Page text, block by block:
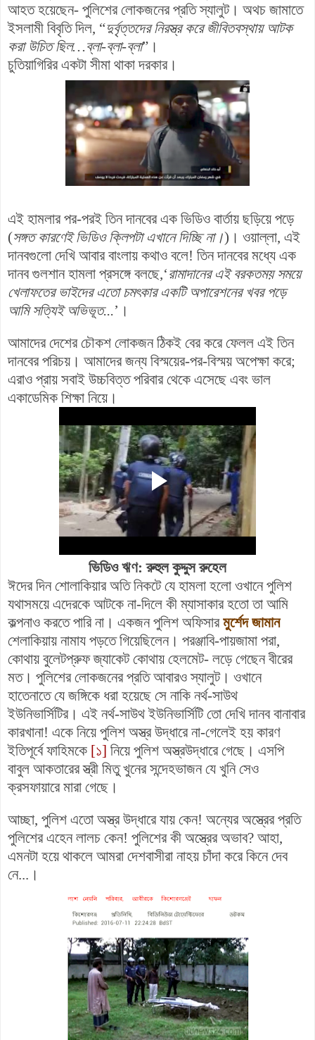
আহত হয়েছেন- পুলিশের লোকজনের প্রতি স্যালুট। অথচ জামাতে
ইসলামী বিবৃতি দিল, “দুর্বৃত্তদের নিরস্ত্র করে জীবিতবস্থায় আটক
করা উচিত ছিল…ব্লা-ব্লা-ব্লা”।
চুতিয়াগিরির একটা সীমা থাকা দরকার।
এই হামলার পর-পরই তিন দানবের এক ভিডিও বার্তায় ছড়িয়ে পড়ে
(সঙ্গত কারণেই ভিডিও ক্লিপটা এখানে দিচ্ছি না।)। ওয়াল্লা, এই
দানবগুলো দেখি আবার বাংলায় কথাও বলে! তিন দানবের মধ্যে এক
দানব গুলশান হামলা প্রসঙ্গে বলছে,‘রামাদানের এই বরকতময় সময়ে
খেলাফতের ভাইদের এতো চমৎকার একটি অপারেশনের খবর পড়ে
আমি সত্যিই অভিভূত...’।
আমাদের দেশের চৌকশ লোকজন ঠিকই বের করে ফেলল এই তিন
দানবের পরিচয়। আমাদের জন্য বিস্ময়ের-পর-বিস্ময় অপেক্ষা করে;
এরাও প্রায় সবাই উচ্চবিত্ত পরিবার থেকে এসেছে এবং ভাল
একাডেমিক শিক্ষা নিয়ে।
ভিডিও ঋণ: রুহুল কুদ্দুস রুহেল
ঈদের দিন শোলাকিয়ার অতি নিকটে যে হামলা হলো ওখানে পুলিশ
যথাসময়ে এদেরকে আটকে না-দিলে কী ম্যাসাকার হতো তা আমি
কল্পনাও করতে পারি না। একজন পুলিশ অফিসারমুর্শেদ জামান
শেলাকিয়ায় নামায পড়তে গিয়েছিলেন। পরঞ্জাবি-পায়জামা পরা,
কোথায় বুলেটপ্রুফ জ্যাকেট কোথায় হেলমেট- লড়ে গেছেন বীরের
মত। পুলিশের লোকজনের প্রতি আবারও স্যালুট। ওখানে
হাতেনাতে যে জঙ্গিকে ধরা হয়েছে সে নাকি নর্থ-সাউথ
ইউনিভার্সিটির। এই নর্থ-সাউথ ইউনিভার্সিটি তো দেখি দানব বানাবার
কারখানা! একে নিয়ে পুলিশ অস্ত্র উদ্ধারে না-গেলেই হয় কারণ
ইতিপূর্বে ফাহিমকে [১] নিয়ে পুলিশ অস্ত্রউদ্ধারে গেছে। এসপি
বাবুল আকতারের স্ত্রী মিতু খুনের সন্দেহভাজন যে খুনি সেও
ক্রসফায়ারে মারা গেছে।
আচ্ছা, পুলিশ এতো অস্ত্র উদ্ধারে যায় কেন! অন্যের অস্ত্রের প্রতি
পুলিশের এহেন লালচ কেন! পুলিশের কী অস্ত্রের অভাব? আহা,
এমনটা হয়ে থাকলে আমরা দেশবাসীরা নাহয় চাঁদা করে কিনে দেব
নে...।